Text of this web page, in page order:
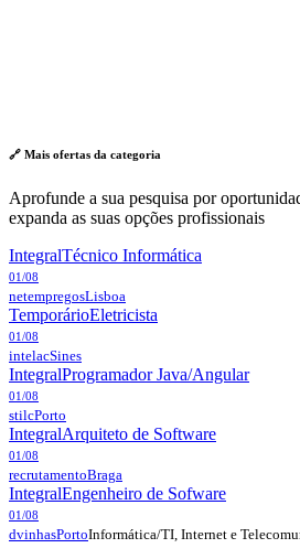
🔗 Mais ofertas da categoria
Aprofunde a sua pesquisa por
expanda as suas opções profissionais
IntegralTécnico Informática
01/08
netempregosLisboa
TemporárioEletricista
01/08
intelacSines
IntegralProgramador Java/Angular
01/08
stilcPorto
IntegralArquiteto de Software
01/08
recrutamentoBraga
IntegralEngenheiro de Sofware
01/08
dvinhasPortoInformática/TI, Internet e